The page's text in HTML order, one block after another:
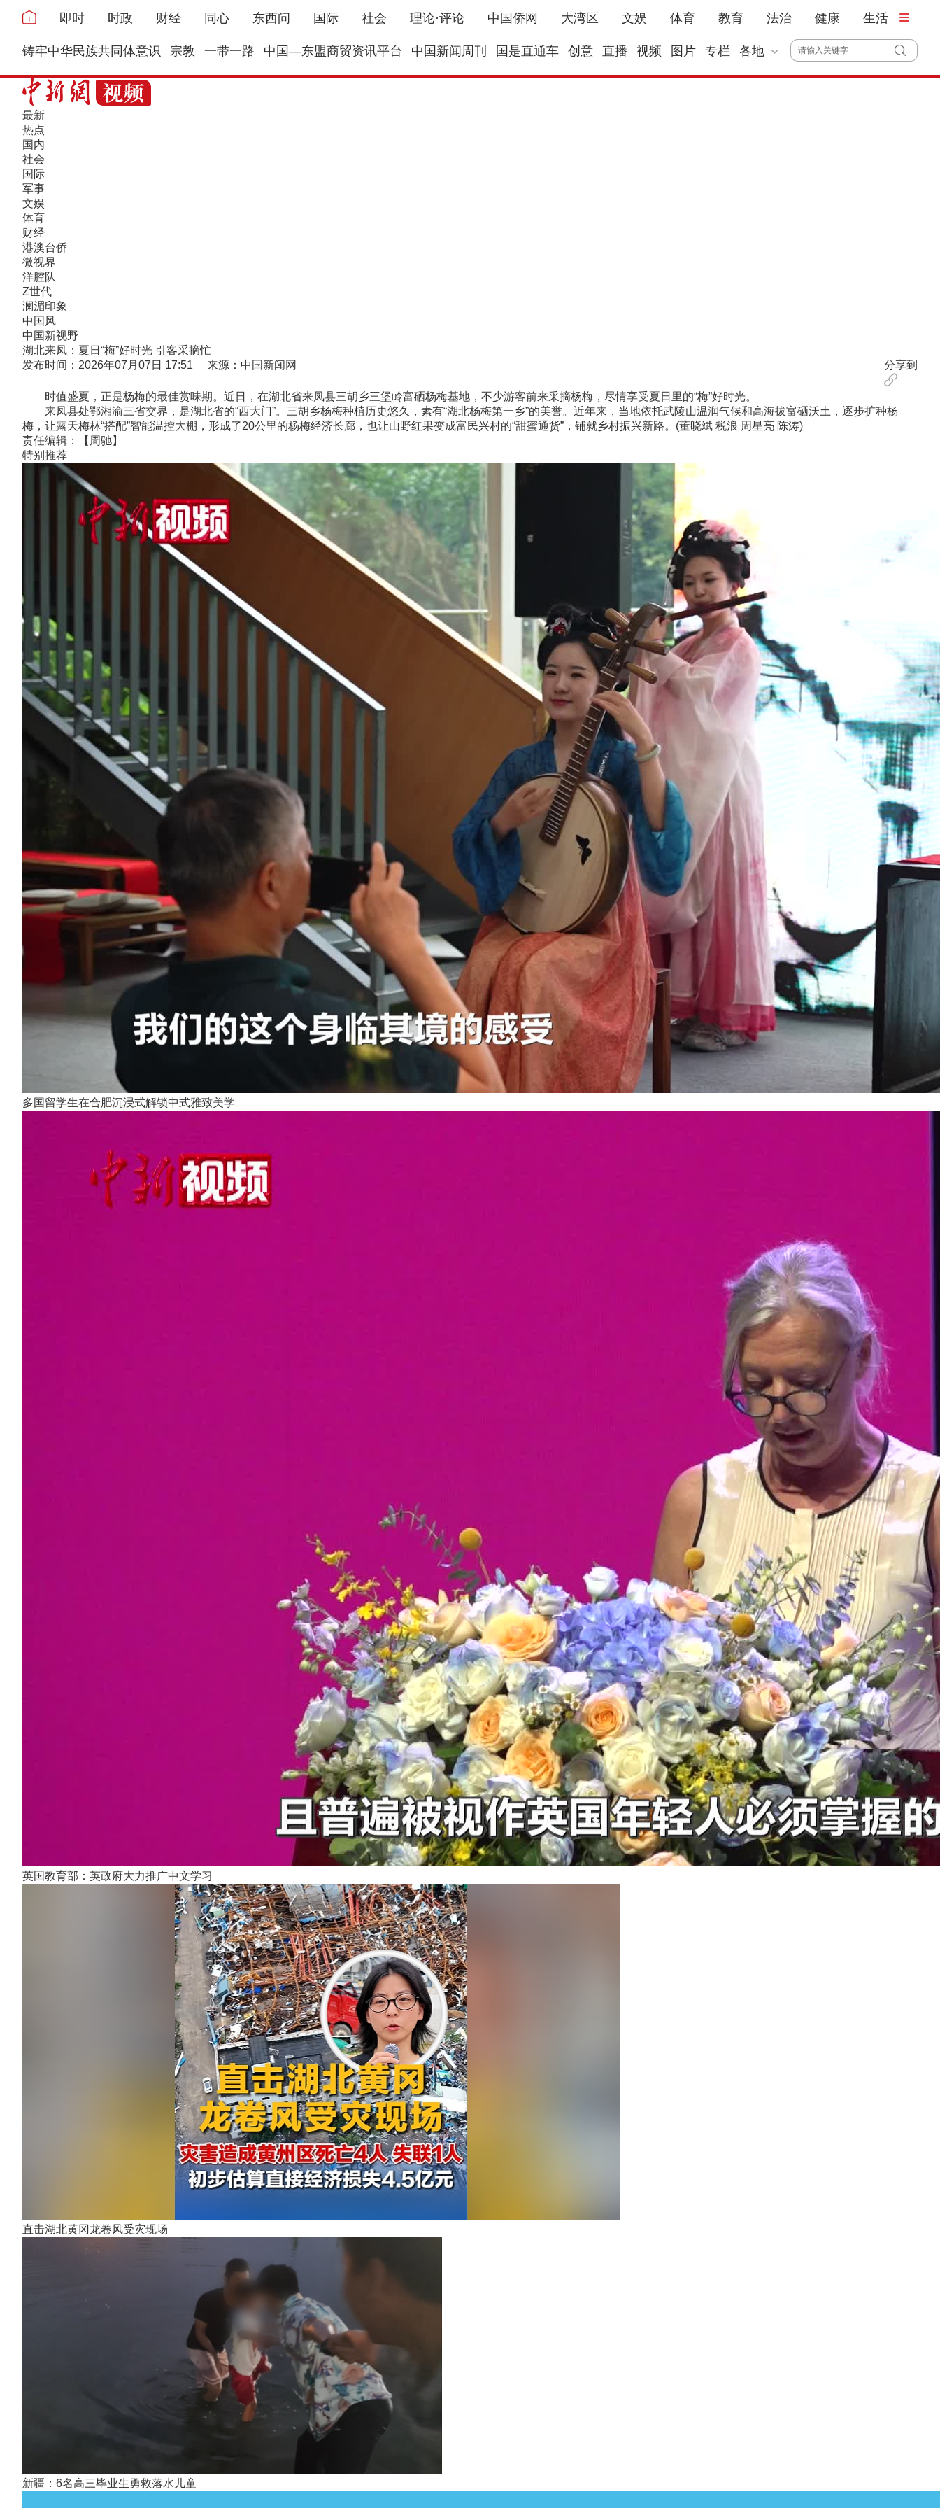
即时 时政 财经 同心 东西问 国际 社会 理论·评论 中国侨网 大湾区 文娱 体育 教育 法治 健康 生活
铸牢中华民族共同体意识 宗教 一带一路 中国—东盟商贸资讯平台 中国新闻周刊 国是直通车 创意 直播 视频 图片 专栏 各地
最新
热点
国内
社会
国际
军事
文娱
体育
财经
港澳台侨
微视界
洋腔队
Z世代
澜湄印象
中国风
中国新视野
湖北来凤：夏日“梅”好时光 引客采摘忙
发布时间：2026年07月07日 17:51 来源：中国新闻网
分享到
时值盛夏，正是杨梅的最佳赏味期。近日，在湖北省来凤县三胡乡三堡岭富硒杨梅基地，不少游客前来采摘杨梅，尽情享受夏日里的“梅”好时光。
来凤县处鄂湘渝三省交界，是湖北省的“西大门”。三胡乡杨梅种植历史悠久，素有“湖北杨梅第一乡”的美誉。近年来，当地依托武陵山温润气候和高海拔富硒沃土，逐步扩种杨
梅，让露天梅林“搭配”智能温控大棚，形成了20公里的杨梅经济长廊，也让山野红果变成富民兴村的“甜蜜通货”，铺就乡村振兴新路。(董晓斌 税浪 周星亮 陈涛)
责任编辑：【周驰】
特别推荐
多国留学生在合肥沉浸式解锁中式雅致美学
英国教育部：英政府大力推广中文学习
直击湖北黄冈龙卷风受灾现场
新疆：6名高三毕业生勇救落水儿童